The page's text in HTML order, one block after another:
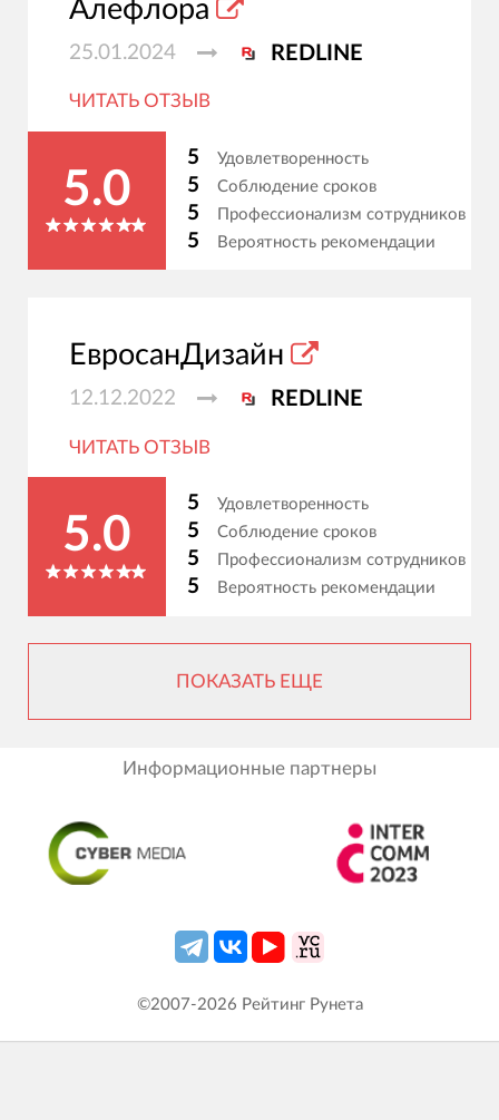
Алефлора
25.01.2024 REDLINE
ЧИТАТЬ ОТЗЫВ
5.0
5 Удовлетворенность
5 Соблюдение сроков
5 Профессионализм сотрудников
5 Вероятность рекомендации
ЕвросанДизайн
12.12.2022 REDLINE
ЧИТАТЬ ОТЗЫВ
5.0
5 Удовлетворенность
5 Соблюдение сроков
5 Профессионализм сотрудников
5 Вероятность рекомендации
ПОКАЗАТЬ ЕЩЕ
Информационные партнеры
©2007-2026 Рейтинг Рунета